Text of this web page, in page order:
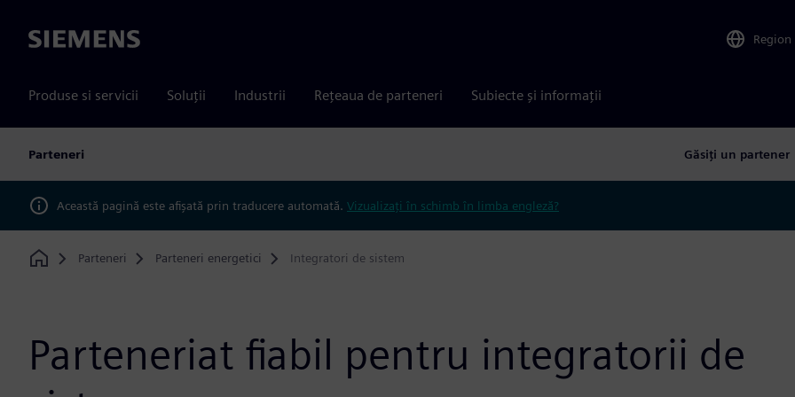
Siemens Region
Produse si servicii Soluții Industrii Rețeaua de parteneri Subiecte și informații
Parteneri Găsiți un partener
Această pagină este afișată prin traducere automată. Vizualizați în schimb în limba engleză?
Home
Parteneri Parteneri energetici Integratori de sistem
Parteneriat fiabil pentru integratorii de